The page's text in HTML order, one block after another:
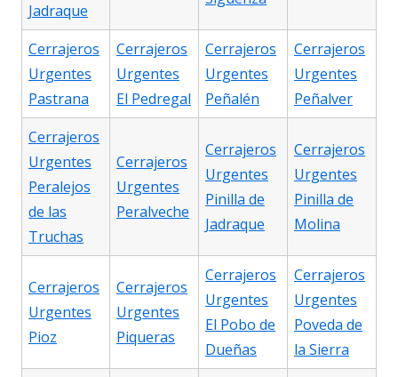
Jadraque
Cerrajeros
Urgentes
Pastrana
Cerrajeros
Urgentes
El Pedregal
Cerrajeros
Urgentes
Peñalén
Cerrajeros
Urgentes
Peñalver
Cerrajeros
Urgentes
Peralejos
de las
Truchas
Cerrajeros
Urgentes
Peralveche
Cerrajeros
Urgentes
Pinilla de
Jadraque
Cerrajeros
Urgentes
Pinilla de
Molina
Cerrajeros
Urgentes
Pioz
Cerrajeros
Urgentes
Piqueras
Cerrajeros
Urgentes
El Pobo de
Dueñas
Cerrajeros
Urgentes
Poveda de
la Sierra